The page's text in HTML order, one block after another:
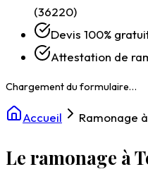
(36220)
Devis 100%
Attestation de
Accueil Ramonage
Le ramonage à